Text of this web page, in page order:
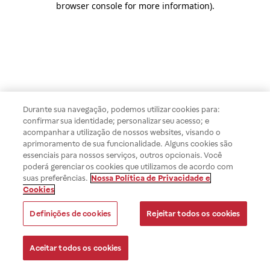
browser console for more information).
Durante sua navegação, podemos utilizar cookies para:
confirmar sua identidade; personalizar seu acesso; e
acompanhar a utilização de nossos websites, visando o
aprimoramento de sua funcionalidade. Alguns cookies são
essenciais para nossos serviços, outros opcionais. Você
poderá gerenciar os cookies que utilizamos de acordo com
suas preferências. Nossa Política de Privacidade e
Cookies
Definições de cookies Rejeitar todos os cookies
Aceitar todos os cookies